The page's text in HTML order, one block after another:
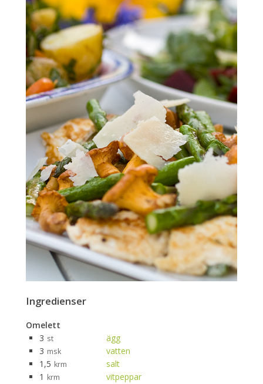
Ingredienser
Omelett
3 st
ägg
3 msk
vatten
1,5 krm
salt
1 krm
vitpeppar